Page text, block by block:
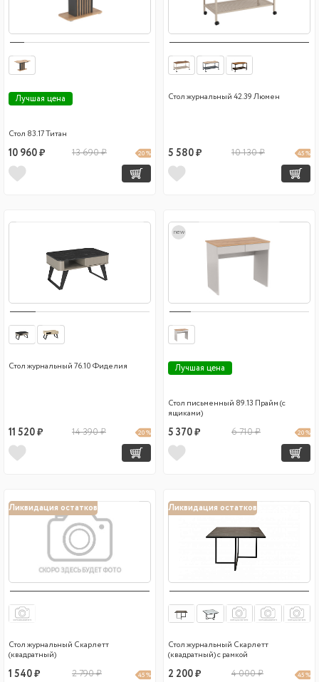
Лучшая цена
Стол 83.17 Титан
10 960 ₽ 13 690 ₽ 20 %
Стол журнальный 42.39 Люмен
5 580 ₽ 10 130 ₽ 45 %
Стол журнальный 76.10 Фиделия
11 520 ₽ 14 390 ₽ 20 %
new
Лучшая цена
Стол письменный 89.13 Прайм (с
ящиками)
5 370 ₽ 6 710 ₽ 20 %
Ликвидация остатков
Стол журнальный Скарлетт
(квадратный)
1 540 ₽ 2 790 ₽ 45 %
Ликвидация остатков
Стол журнальный Скарлетт
(квадратный) с рамкой
2 200 ₽ 4 000 ₽ 45 %